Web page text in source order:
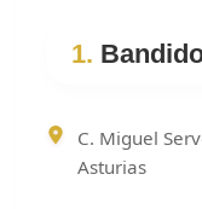
1.
C. Miguel
Asturias